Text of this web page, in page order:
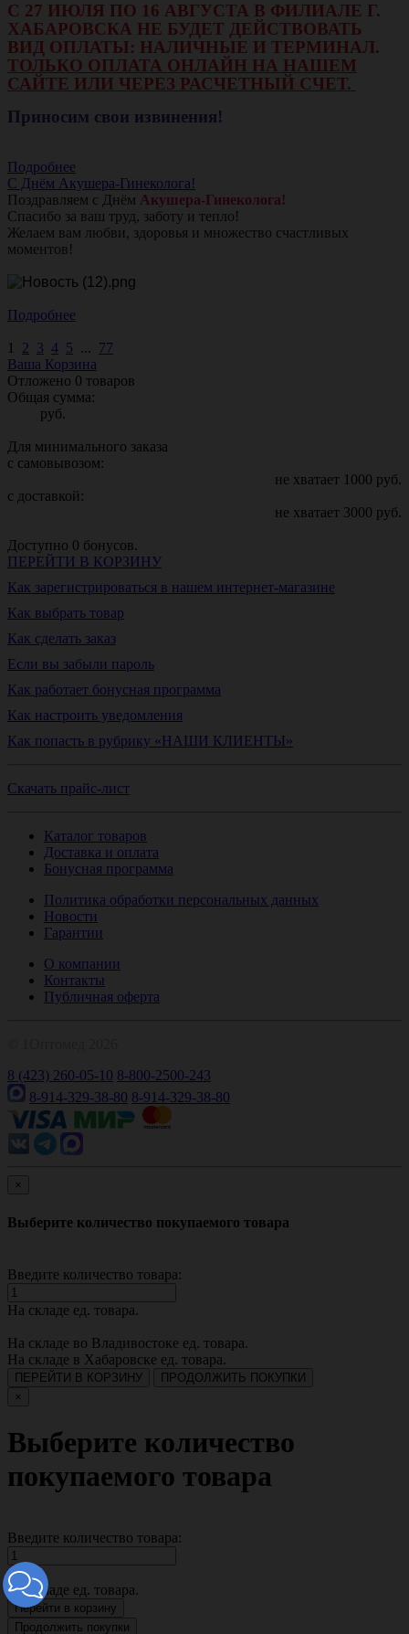
С 27 ИЮЛЯ ПО 16 АВГУСТА В ФИЛИАЛЕ Г.
ХАБАРОВСКА НЕ БУДЕТ ДЕЙСТВОВАТЬ
ВИД ОПЛАТЫ: НАЛИЧНЫЕ И ТЕРМИНАЛ.
ТОЛЬКО ОПЛАТА ОНЛАЙН НА НАШЕМ
САЙТЕ ИЛИ ЧЕРЕЗ РАСЧЕТНЫЙ СЧЕТ.
Приносим свои извинения!
Подробнее
С Днём Акушера-Гинеколога!
Поздравляем с Днём Акушера-Гинеколога!
Спасибо за ваш труд, заботу и тепло!
Желаем вам любви, здоровья и множество счастливых
моментов!
Подробнее
1 2 3 4 5 ... 77
Ваша Корзина
Отложено 0 товаров
Общая сумма:
руб.
Для минимального заказа
с самовывозом:
не хватает 1000 руб.
с доставкой:
не хватает 3000 руб.
Доступно 0 бонусов.
ПЕРЕЙТИ В КОРЗИНУ
Как зарегистрироваться в нашем интернет-магазине
Как выбрать товар
Как сделать заказ
Если вы забыли пароль
Как работает бонусная программа
Как настроить уведомления
Как попасть в рубрику «НАШИ КЛИЕНТЫ»
Скачать прайс-лист
Каталог товаров
Доставка и оплата
Бонусная программа
Политика обработки персональных данных
Новости
Гарантии
О компании
Контакты
Публичная оферта
8 (423) 260-05-10 8-800-2500-243
8-914-329-38-80 8-914-329-38-80
×
Выберите количество покупаемого товара
Введите количество товара:
На складе ед. товара.
На складе во Владивостоке ед. товара.
На складе в Хабаровске ед. товара.
ПЕРЕЙТИ В КОРЗИНУ
ПРОДОЛЖИТЬ ПОКУПКИ
×
Выберите количество
покупаемого товара
Введите количество товара:
На складе ед. товара.
Перейти в корзину
Продолжить покупки